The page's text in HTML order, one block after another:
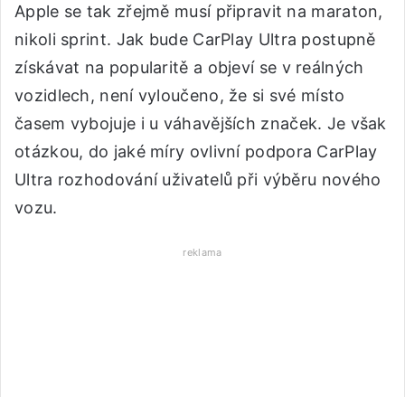
Apple se tak zřejmě musí připravit na maraton,
nikoli sprint. Jak bude CarPlay Ultra postupně
získávat na popularitě a objeví se v reálných
vozidlech, není vyloučeno, že si své místo
časem vybojuje i u váhavějších značek. Je však
otázkou, do jaké míry ovlivní podpora CarPlay
Ultra rozhodování uživatelů při výběru nového
vozu.
reklama